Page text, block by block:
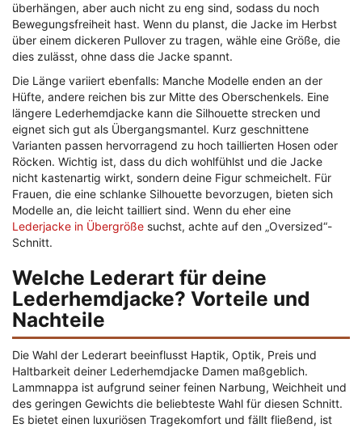
überhängen, aber auch nicht zu eng sind, sodass du noch
Bewegungsfreiheit hast. Wenn du planst, die Jacke im Herbst
über einem dickeren Pullover zu tragen, wähle eine Größe, die
dies zulässt, ohne dass die Jacke spannt.
Die Länge variiert ebenfalls: Manche Modelle enden an der
Hüfte, andere reichen bis zur Mitte des Oberschenkels. Eine
längere Lederhemdjacke kann die Silhouette strecken und
eignet sich gut als Übergangsmantel. Kurz geschnittene
Varianten passen hervorragend zu hoch taillierten Hosen oder
Röcken. Wichtig ist, dass du dich wohlfühlst und die Jacke
nicht kastenartig wirkt, sondern deine Figur schmeichelt. Für
Frauen, die eine schlanke Silhouette bevorzugen, bieten sich
Modelle an, die leicht tailliert sind. Wenn du eher eine
Lederjacke in Übergröße suchst, achte auf den „Oversized“-
Schnitt.
Welche Lederart für deine
Lederhemdjacke? Vorteile und
Nachteile
Die Wahl der Lederart beeinflusst Haptik, Optik, Preis und
Haltbarkeit deiner Lederhemdjacke Damen maßgeblich.
Lammnappa ist aufgrund seiner feinen Narbung, Weichheit und
des geringen Gewichts die beliebteste Wahl für diesen Schnitt.
Es bietet einen luxuriösen Tragekomfort und fällt fließend, ist